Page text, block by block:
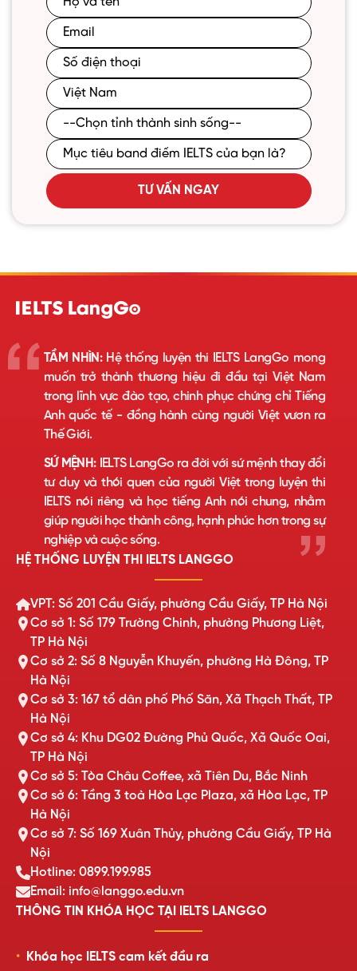
TƯ VẤN NGAY
TẦM NHÌN:Hệ thống luyện thi IELTS LangGo mong
muốn trở thành thương hiệu đi đầu tại Việt Nam
trong lĩnh vực đào tạo, chinh phục chứng chỉ Tiếng
Anh quốc tế - đồng hành cùng người Việt vươn ra
Thế Giới.
SỨ MỆNH:IELTS LangGo ra đời với sứ mệnh thay đổi
tư duy và thói quen của người Việt trong luyện thi
IELTS nói riêng và học tiếng Anh nói chung, nhằm
giúp người học thành công, hạnh phúc hơn trong sự
nghiệp và cuộc sống.
HỆ THỐNG LUYỆN THI IELTS LANGGO
VPT: Số 201 Cầu Giấy, phường Cầu Giấy, TP Hà Nội
Cơ sở 1: Số 179 Trường Chinh, phường Phương Liệt,
TP Hà Nội
Cơ sở 2: Số 8 Nguyễn Khuyến, phường Hà Đông, TP
Hà Nội
Cơ sở 3: 167 tổ dân phố Phố Săn, Xã Thạch Thất, TP
Hà Nội
Cơ sở 4: Khu DG02 Đường Phủ Quốc, Xã Quốc Oai,
TP Hà Nội
Cơ sở 5: Tòa Châu Coffee, xã Tiên Du, Bắc Ninh
Cơ sở 6: Tầng 3 toà Hòa Lạc Plaza, xã Hòa Lạc, TP
Hà Nội
Cơ sở 7: Số 169 Xuân Thủy, phường Cầu Giấy, TP Hà
Nội
Hotline: 0899.199.985
Email: info@langgo.edu.vn
THÔNG TIN KHÓA HỌC TẠI IELTS LANGGO
Khóa học IELTS cam kết đầu ra